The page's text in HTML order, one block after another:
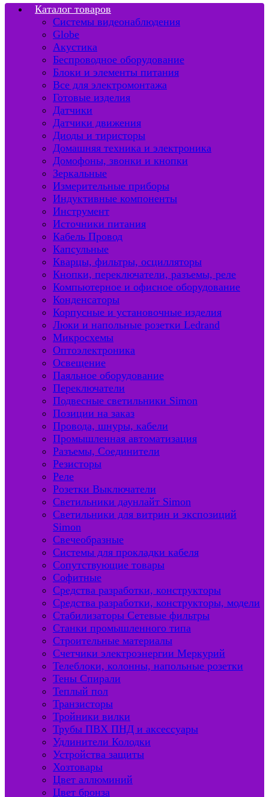
Каталог товаров
Системы видеонаблюдения
Globe
Акустика
Беспроводное оборудование
Блоки и элементы питания
Все для электромонтажа
Готовые изделия
Датчики
Датчики движения
Диоды и тиристоры
Домашняя техника и электроника
Домофоны, звонки и кнопки
Зеркальные
Измерительные приборы
Индуктивные компоненты
Инструмент
Источники питания
Кабель Провод
Капсульные
Кварцы, фильтры, осцилляторы
Кнопки, переключатели, разъемы, реле
Компьютерное и офисное оборудование
Конденсаторы
Корпусные и установочные изделия
Люки и напольные розетки Ledrand
Микросхемы
Оптоэлектроника
Освещение
Паяльное оборудование
Переключатели
Подвесные светильники Simon
Позиции на заказ
Провода, шнуры, кабели
Промышленная автоматизация
Разъемы, Соединители
Резисторы
Реле
Розетки Выключатели
Светильники даунлайт Simon
Светильники для витрин и экспозиций
Simon
Свечеобразные
Системы для прокладки кабеля
Сопутствующие товары
Софитные
Средства разработки, конструкторы
Средства разработки, конструкторы, модели
Стабилизаторы Сетевые фильтры
Станки промышленного типа
Строительные материалы
Счетчики электроэнергии Меркурий
Телеблоки, колонны, напольные розетки
Тены Спирали
Теплый пол
Транзисторы
Тройники вилки
Трубы ПВХ ПНД и аксессуары
Удлинители Колодки
Устройства защиты
Хозтовары
Цвет аллюминий
Цвет бронза